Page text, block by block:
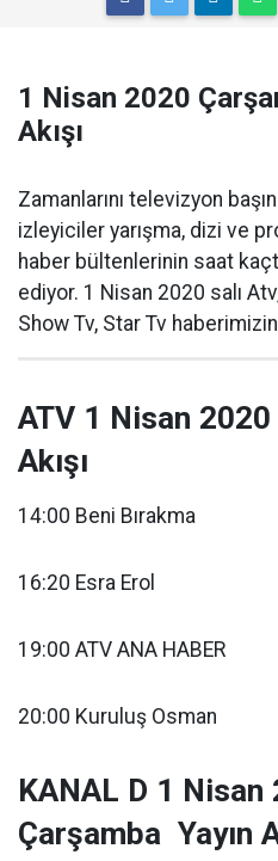
1 Nisan 2020
Akışı
Zamanlarını televizyon
izleyiciler yarışma, dizi ve
haber bültenlerinin saat
ediyor. 1 Nisan 2020 salı
Show Tv, Star Tv
ATV 1 Nisan 2020
Akışı
14:00 Beni Bırakma
16:20 Esra Erol
19:00 ATV ANA HABER
20:00 Kuruluş Osman
KANAL D 1 Nisan
Çarşamba Yayın